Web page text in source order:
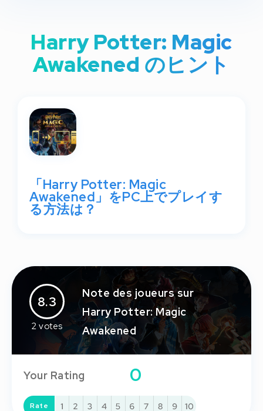
Harry Potter: Magic
Awakened のヒント
「Harry Potter: Magic
Awakened」をPC上でプレイす
る方法は？
8.3
2 votes
Note des joueurs sur
Harry Potter: Magic
Awakened
Your Rating 0
Rate